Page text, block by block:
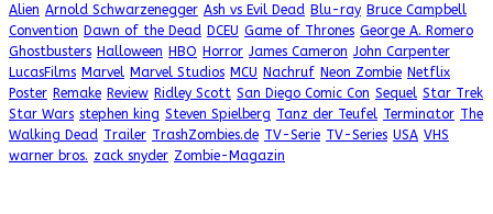
Alien Arnold Schwarzenegger Ash vs Evil Dead Blu-ray Bruce Campbell
Convention Dawn of the Dead DCEU Game of Thrones George A. Romero
Ghostbusters Halloween HBO Horror James Cameron John Carpenter
LucasFilms Marvel Marvel Studios MCU Nachruf Neon Zombie Netflix
Poster Remake Review Ridley Scott San Diego Comic Con Sequel Star Trek
Star Wars stephen king Steven Spielberg Tanz der Teufel Terminator The
Walking Dead Trailer TrashZombies.de TV-Serie TV-Series USA VHS
warner bros. zack snyder Zombie-Magazin